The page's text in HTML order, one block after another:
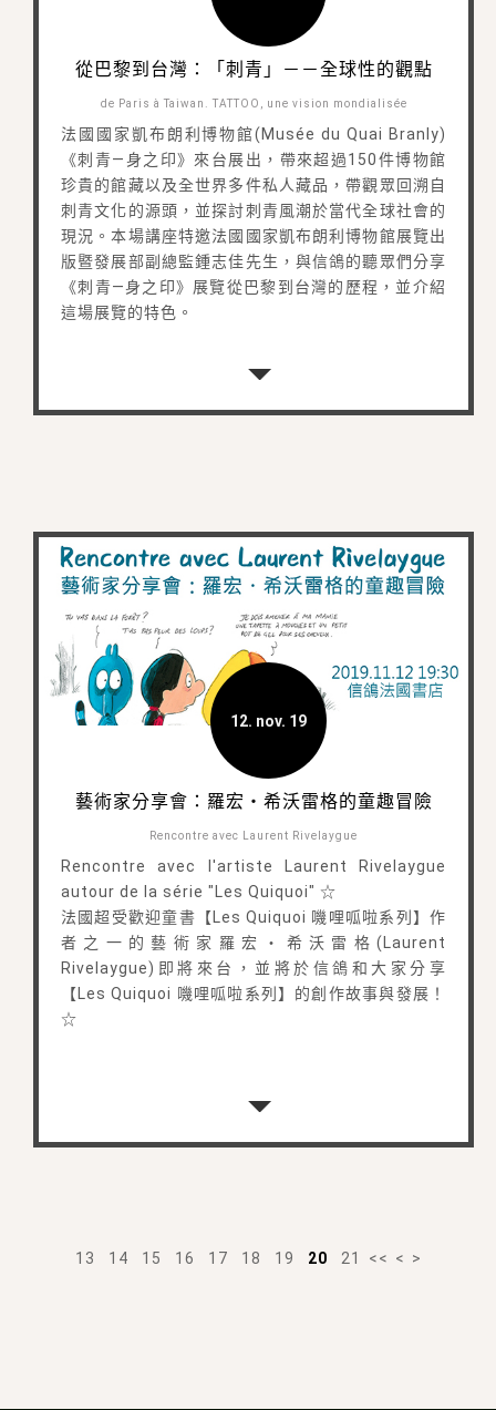
從巴黎到台灣：「刺青」－－全球性的觀點
de Paris à Taiwan. TATTOO, une vision mondialisée
法國國家凱布朗利博物館(Musée du Quai Branly)
《刺青—身之印》來台展出，帶來超過150件博物館
珍貴的館藏以及全世界多件私人藏品，帶觀眾回溯自
刺青文化的源頭，並探討刺青風潮於當代全球社會的
現況。本場講座特邀法國國家凱布朗利博物館展覽出
版暨發展部副總監鍾志佳先生，與信鴿的聽眾們分享
《刺青—身之印》展覽從巴黎到台灣的歷程，並介紹
這場展覽的特色。
12. nov. 19
藝術家分享會：羅宏・希沃雷格的童趣冒險
Rencontre avec Laurent Rivelaygue
Rencontre avec l'artiste Laurent Rivelaygue
autour de la série "Les Quiquoi" ☆
法國超受歡迎童書【Les Quiquoi 嘰哩呱啦系列】作
者之一的藝術家羅宏・希沃雷格(Laurent
Rivelaygue)即將來台，並將於信鴿和大家分享
【Les Quiquoi 嘰哩呱啦系列】的創作故事與發展！
☆
13 14 15 16 17 18 19 20 21 << < >